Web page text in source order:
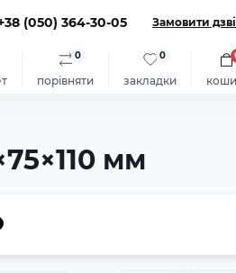
(050) 364-30-05 Замовити
порівняти
0
закладки
0
мм